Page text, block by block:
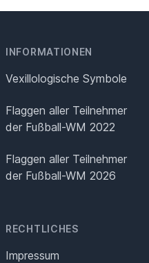
INFORMATIONEN
Vexillologische Symbole
Flaggen aller Teilnehmer
der Fußball-WM 2022
Flaggen aller Teilnehmer
der Fußball-WM 2026
RECHTLICHES
Impressum